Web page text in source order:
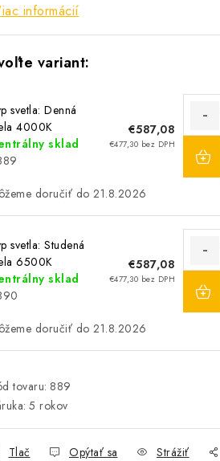
informácií
svetla: Denná
4000K
sklad
€587,08
€477,30 bez DPH
21.8.2026
svetla: Studená
6500K
sklad
€587,08
€477,30 bez DPH
21.8.2026
tovaru: 889
: 5 rokov
Tlač Opýtať sa Strážiť